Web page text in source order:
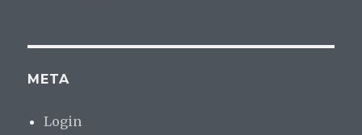
META
Login